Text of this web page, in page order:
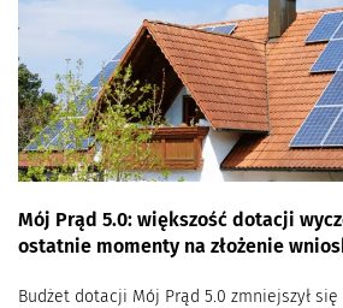
Biometan można tłoczyć do
ciepłowniczej
Najdłuższa w Europie linia
biopaliwem
Mój Prąd 5.0: większość dotacji
ostatnie momenty na złożenie
Budżet dotacji Mój Prąd 5.0 zmniejszył się